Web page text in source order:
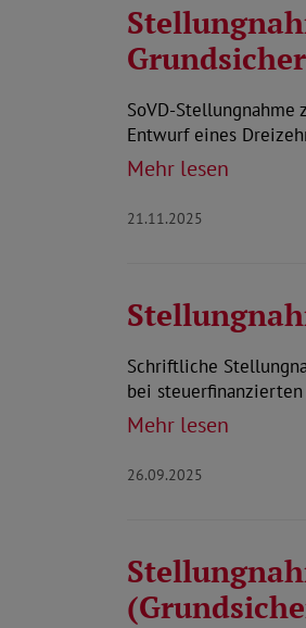
SoVD-
Entwurf eines
Mehr lesen
21.11.2025
Schriftliche
bei
Mehr lesen
26.09.2025